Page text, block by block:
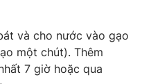
và cho nước vào gạo
một chút). Thêm
7 giờ hoặc qua